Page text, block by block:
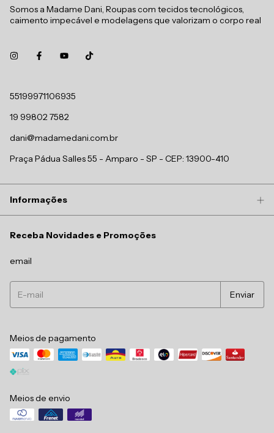
Somos a Madame Dani, Roupas com tecidos tecnológicos,
caimento impecável e modelagens que valorizam o corpo real
55199971106935
19 99802 7582
dani@madamedani.com.br
Praça Pádua Salles 55 - Amparo - SP - CEP: 13900-410
Informações
Receba Novidades e Promoções
email
Meios de pagamento
Meios de envio